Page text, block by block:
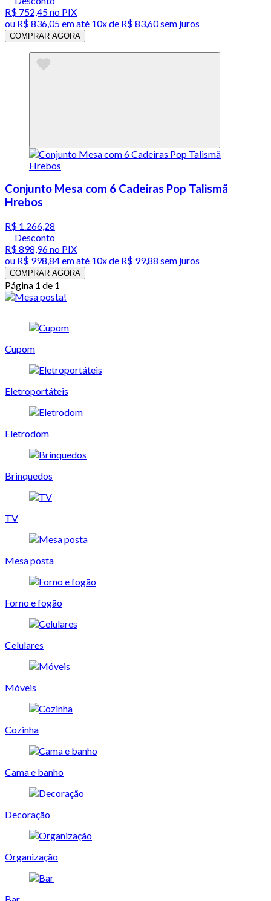
R$ 752,45no PIX
ou R$ 836,05em até 10x de R$ 83,60 sem juros
COMPRAR AGORA
Conjunto Mesa com 6 Cadeiras Pop Talismã
Hrebos
R$ 1.266,28
Desconto
R$ 898,96no PIX
ou R$ 998,84em até 10x de R$ 99,88 sem juros
COMPRAR AGORA
Página 1 de 1
Cupom
Eletroportáteis
Eletrodom
Brinquedos
TV
Mesa posta
Forno e fogão
Celulares
Móveis
Cozinha
Cama e banho
Decoração
Organização